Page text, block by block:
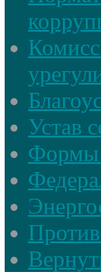
Устав
Формы